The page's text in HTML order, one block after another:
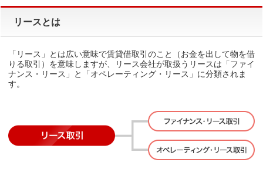
リースとは
「リース」とは広い意味で賃貸借取引のこと（お金を出して物を借
りる取引）を意味しますが、リース会社が取扱うリースは「ファイ
ナンス・リース」と「オペレーティング・リース」に分類されま
す。